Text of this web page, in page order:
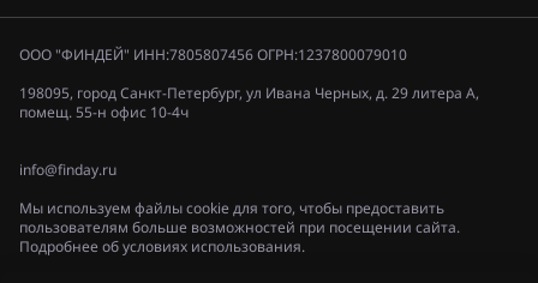
ООО "ФИНДЕЙ" ИНН:7805807456 ОГРН:1237800079010
198095, город Санкт-Петербург, ул Ивана Черных, д. 29 литера А,
помещ. 55-н офис 10-4ч
info@finday.ru
Мы используем файлы cookie для того, чтобы предоставить
пользователям больше возможностей при посещении сайта.
Подробнее об условиях использования.